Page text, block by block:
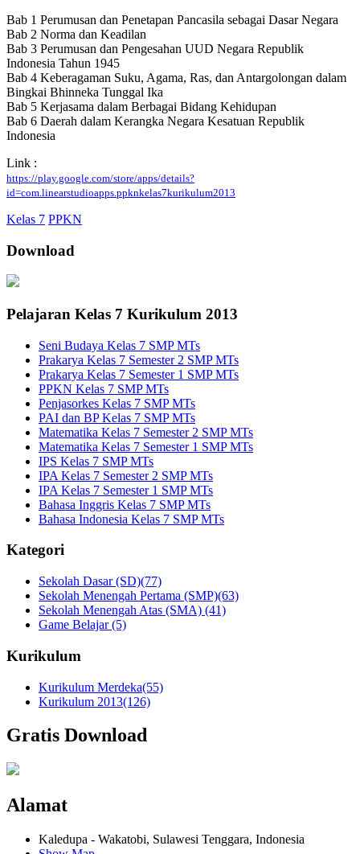
Bab 1 Perumusan dan Penetapan Pancasila sebagai Dasar Negara
Bab 2 Norma dan Keadilan
Bab 3 Perumusan dan Pengesahan UUD Negara Republik
Indonesia Tahun 1945
Bab 4 Keberagaman Suku, Agama, Ras, dan Antargolongan dalam
Bingkai Bhinneka Tunggal Ika
Bab 5 Kerjasama dalam Berbagai Bidang Kehidupan
Bab 6 Daerah dalam Kerangka Negara Kesatuan Republik
Indonesia
Link :
https://play.google.com/store/apps/details?
id=com.linearstudioapps.ppknkelas7kurikulum2013
Kelas 7 PPKN
Download
Pelajaran Kelas 7 Kurikulum 2013
Seni Budaya Kelas 7 SMP MTs
Prakarya Kelas 7 Semester 2 SMP MTs
Prakarya Kelas 7 Semester 1 SMP MTs
PPKN Kelas 7 SMP MTs
Penjasorkes Kelas 7 SMP MTs
PAI dan BP Kelas 7 SMP MTs
Matematika Kelas 7 Semester 2 SMP MTs
Matematika Kelas 7 Semester 1 SMP MTs
IPS Kelas 7 SMP MTs
IPA Kelas 7 Semester 2 SMP MTs
IPA Kelas 7 Semester 1 SMP MTs
Bahasa Inggris Kelas 7 SMP MTs
Bahasa Indonesia Kelas 7 SMP MTs
Kategori
Sekolah Dasar (SD)(77)
Sekolah Menengah Pertama (SMP)(63)
Sekolah Menengah Atas (SMA) (41)
Game Belajar(5)
Kurikulum
Kurikulum Merdeka(55)
Kurikulum 2013(126)
Gratis Download
Alamat
Kaledupa - Wakatobi, Sulawesi Tenggara, Indonesia